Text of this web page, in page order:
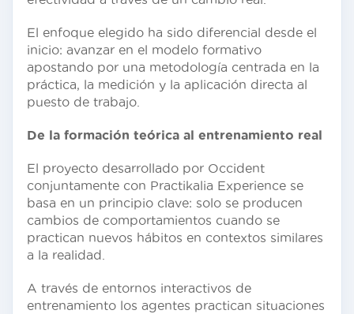
El enfoque elegido ha sido diferencial desde el
inicio: avanzar en el modelo formativo
apostando por una metodología centrada en la
práctica, la medición y la aplicación directa al
puesto de trabajo.
De la formación teórica al entrenamiento real
El proyecto desarrollado por Occident
conjuntamente con Practikalia Experience se
basa en un principio clave: solo se producen
cambios de comportamientos cuando se
practican nuevos hábitos en contextos similares
a la realidad.
A través de entornos interactivos de
entrenamiento los agentes practican situaciones